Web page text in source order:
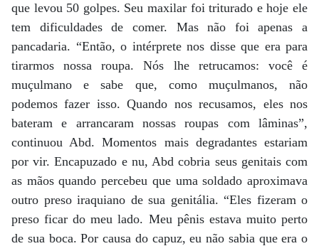
que levou 50 golpes. Seu maxilar foi triturado e hoje ele
tem dificuldades de comer. Mas não foi apenas a
pancadaria. “Então, o intérprete nos disse que era para
tirarmos nossa roupa. Nós lhe retrucamos: você é
muçulmano e sabe que, como muçulmanos, não
podemos fazer isso. Quando nos recusamos, eles nos
bateram e arrancaram nossas roupas com lâminas”,
continuou Abd. Momentos mais degradantes estariam
por vir. Encapuzado e nu, Abd cobria seus genitais com
as mãos quando percebeu que uma soldado aproximava
outro preso iraquiano de sua genitália. “Eles fizeram o
preso ficar do meu lado. Meu pênis estava muito perto
de sua boca. Por causa do capuz, eu não sabia que era o